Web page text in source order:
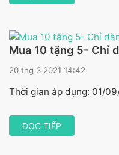
Mua 10 tặng 5- Chỉ
20 thg 3 2021 14:42
Thời gian áp dụng: 01/
ĐỌC TIẾP